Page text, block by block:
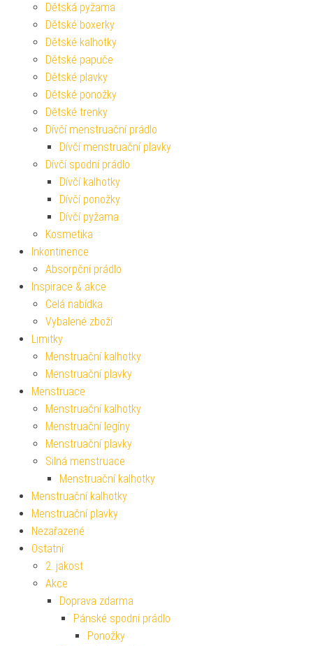
Dětská pyžama
Dětské boxerky
Dětské kalhotky
Dětské papuče
Dětské plavky
Dětské ponožky
Dětské trenky
Dívčí menstruační prádlo
Dívčí menstruační plavky
Dívčí spodní prádlo
Dívčí kalhotky
Dívčí ponožky
Dívčí pyžama
Kosmetika
Inkontinence
Absorpční prádlo
Inspirace & akce
Celá nabídka
Vybalené zboží
Limitky
Menstruační kalhotky
Menstruační plavky
Menstruace
Menstruační kalhotky
Menstruační legíny
Menstruační plavky
Silná menstruace
Menstruační kalhotky
Menstruační kalhotky
Menstruační plavky
Nezařazené
Ostatní
2. jakost
Akce
Doprava zdarma
Pánské spodní prádlo
Ponožky